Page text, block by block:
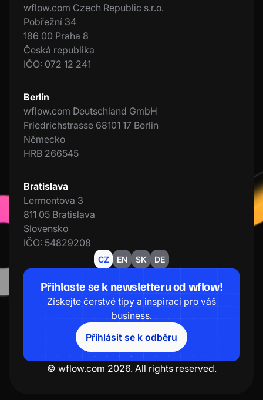
wflow.com Czech Republic s.r.o.
Pobřežní 34
186 00 Praha 8
Česká republika
IČO: 072 12 241
Berlín
wflow.com Deutschland GmbH
Friedrichstrasse 68101 17 Berlin
Německo
HRB 266545
Bratislava
Lermontova 3
811 05 Bratislava
Slovensko
IČO: 54829208
CZ EN SK DE
Přihlaste se k newsletteru od wflow!
Získejte čerstvé tipy a inspiraci pro váš
business.
Přihlásit se k odběru
© wflow.com 2026. All rights reserved.